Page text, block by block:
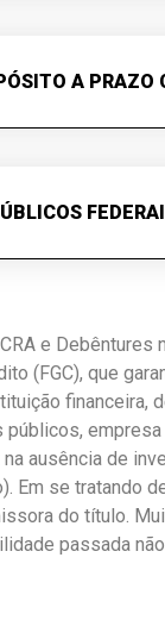
A PRAZO
e Debêntures
(FGC), que
financeira,
públicos,
ausência de
Em se tratando
do título.
passada